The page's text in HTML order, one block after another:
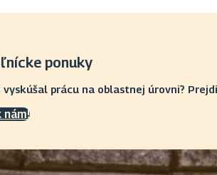
ponuky
vyskúšal prácu na oblastnej úrovni?
nám!